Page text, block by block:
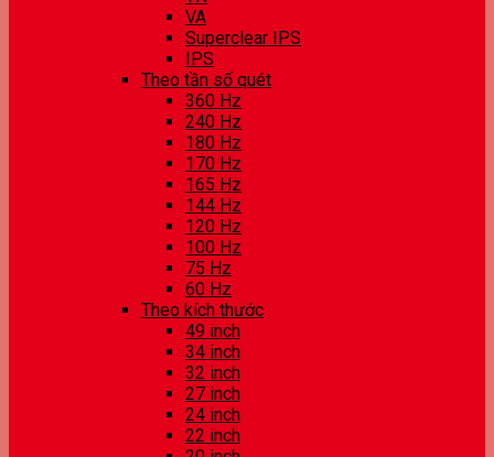
VA
Superclear IPS
IPS
Theo tần số quét
360 Hz
240 Hz
180 Hz
170 Hz
165 Hz
144 Hz
120 Hz
100 Hz
75 Hz
60 Hz
Theo kích thước
49 inch
34 inch
32 inch
27 inch
24 inch
22 inch